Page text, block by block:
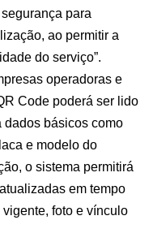
para
ao permitir a
do serviço”.
operadoras e
Code poderá ser lido
dados básicos como
e modelo do
o sistema permitirá
em tempo
foto e vínculo